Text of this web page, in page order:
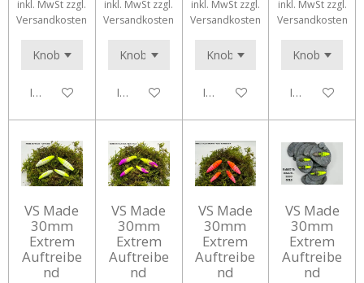
inkl. MwSt zzgl.
Versandkosten
In den Warenkorb
inkl. MwSt zzgl.
Versandkosten
In den Warenkorb
inkl. MwSt zzgl.
Versandkosten
In den Warenkorb
inkl. MwSt zzgl.
Versandkosten
In den
VS Made
30mm
Extrem
Auftreibe
nd
VS Made
30mm
Extrem
Auftreibe
nd
VS Made
30mm
Extrem
Auftreibe
nd
VS Made
30mm
Extrem
Auftreibe
nd